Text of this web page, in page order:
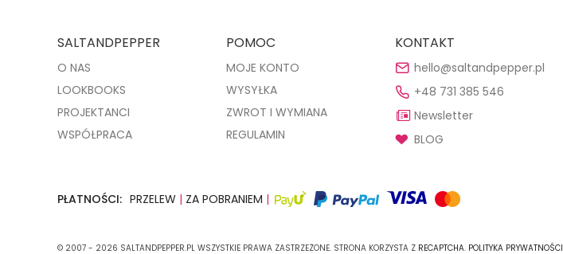
SALTANDPEPPER
O NAS
LOOKBOOKS
PROJEKTANCI
WSPÓŁPRACA
POMOC
MOJE KONTO
WYSYŁKA
ZWROT I WYMIANA
REGULAMIN
KONTAKT
hello@saltandpepper.pl
+48 731 385 546
Newsletter
BLOG
PŁATNOŚCI: PRZELEW | ZA POBRANIEM |
© 2007 - 2026 SALTANDPEPPER.PL WSZYSTKIE PRAWA ZASTRZEŻONE. STRONA KORZYSTA Z RECAPTCHA. POLITYKA PRYWATNOŚCI